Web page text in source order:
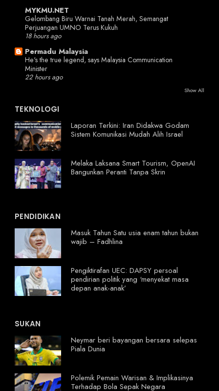
MYKMU.NET
Gelombang Biru Warnai Tanah Merah, Semangat
Perjuangan UMNO Terus Kukuh
18 hours ago
Permadu Malaysia
He's the true legend, says Malaysia Communication
Minister
22 hours ago
Show All
TEKNOLOGI
Laporan Terkini: Iran Didakwa Godam
Sistem Komunikasi Mudah Alih Israel
Melaka Laksana Smart Tourism, OpenAI
Bangunkan Peranti Tanpa Skrin
PENDIDIKAN
Masuk Tahun Satu usia enam tahun bukan
wajib – Fadhlina
Pengiktirafan UEC: DAPSY persoal
pendirian politik yang ‘menyekat masa
depan anak-anak’
SUKAN
Neymar beri bayangan bersara selepas
Piala Dunia
Polemik Pemain Warisan & Implikasinya
Terhadap Bola Sepak Negara